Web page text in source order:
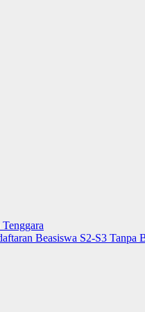
Beasiswa S2-S3 Tanpa